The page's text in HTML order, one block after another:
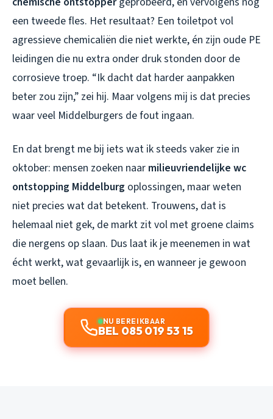
een tweede fles. Het resultaat? Een toiletpot vol
agressieve chemicaliën die niet werkte, én zijn oude PE
leidingen die nu extra onder druk stonden door de
corrosieve troep. “Ik dacht dat harder aanpakken
beter zou zijn,” zei hij. Maar volgens mij is dat precies
waar veel Middelburgers de fout ingaan.
En dat brengt me bij iets wat ik steeds vaker zie in
oktober: mensen zoeken naar milieuvriendelijke wc
ontstopping Middelburg oplossingen, maar weten
niet precies wat dat betekent. Trouwens, dat is
helemaal niet gek, de markt zit vol met groene claims
die nergens op slaan. Dus laat ik je meenemen in wat
écht werkt, wat gevaarlijk is, en wanneer je gewoon
moet bellen.
NU BEREIKBAAR
BEL 085 019 53 15